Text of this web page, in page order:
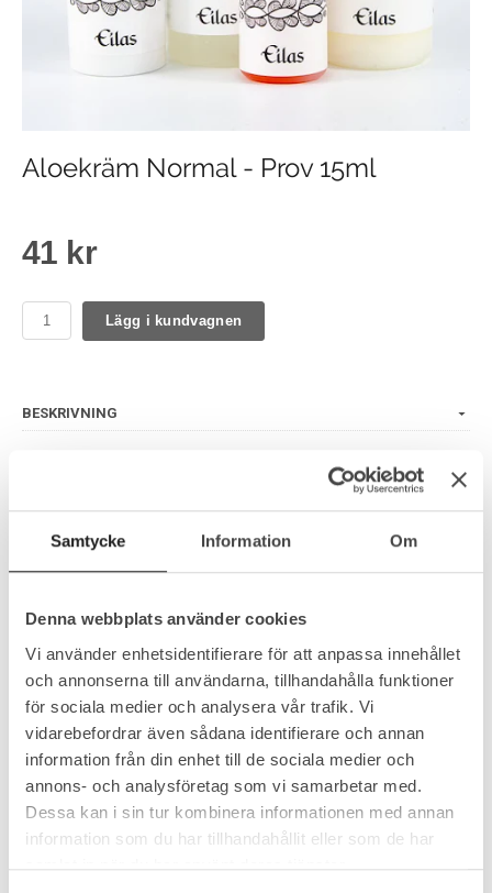
Samtycke Information Om
Denna webbplats använder cookies
Vi använder enhetsidentifierare för att anpassa innehållet
och annonserna till användarna, tillhandahålla funktioner
för sociala medier och analysera vår trafik. Vi
vidarebefordrar även sådana identifierare och annan
information från din enhet till de sociala medier och
annons- och analysföretag som vi samarbetar med.
Dessa kan i sin tur kombinera informationen med annan
information som du har tillhandahållit eller som de har
samlat in när du har använt deras tjänster.
Aloekräm Normal - Prov 15ml
41 kr
Lägg i kundvagnen
BESKRIVNING
mjuk och smidig. Aloe vera har en lugnande och
återuppbyggande verkan på huden, t.ex. efter sol och rakning.
Mild frisk doft. Självkonserverande system.
ANVÄNDNING:
Handkräm till torra händer.
Fotkräm, skön till fotmassage.
INCI:
Aloe barbadensis Leaf Juice, Glycerine, Prunus amygdalus
dulcis Oil, olea europaea Fruit Oil, Sodium Stearoyl Lactylate,
Glyceryl Stearate Citrate, Cetearyl Alcohol, Tocopheryl
Acetate, Glyceryl Caprylate, Xanthan Gum, Sodium
Levulinate, Sodium Anisate, Sodium Phytate, Tocopherol,